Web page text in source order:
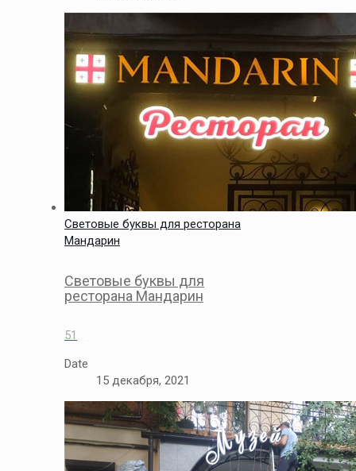
Световые буквы для ресторана
Мандарин
Световые буквы для
ресторана Мандарин
51
Date
15 декабря, 2021